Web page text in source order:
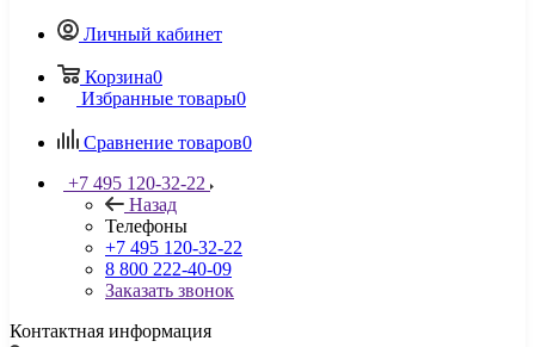
Личный кабинет
Корзина0
Избранные товары0
Сравнение товаров0
+7 495 120-32-22
Назад
Телефоны
+7 495 120-32-22
8 800 222-40-09
Заказать звонок
Контактная информация